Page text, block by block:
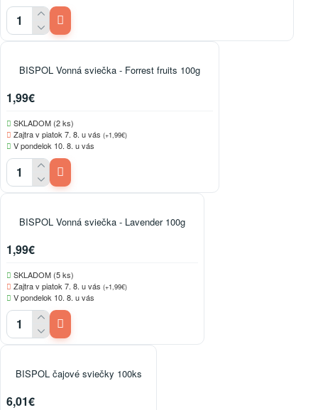
BISPOL Vonná sviečka - Forrest fruits 100g
1,99€
SKLADOM (2 ks)
Zajtra v piatok 7. 8. u vás (+1,99€)
V pondelok 10. 8. u vás
BISPOL Vonná sviečka - Lavender 100g
1,99€
SKLADOM (5 ks)
Zajtra v piatok 7. 8. u vás (+1,99€)
V pondelok 10. 8. u vás
BISPOL čajové sviečky 100ks
6,01€